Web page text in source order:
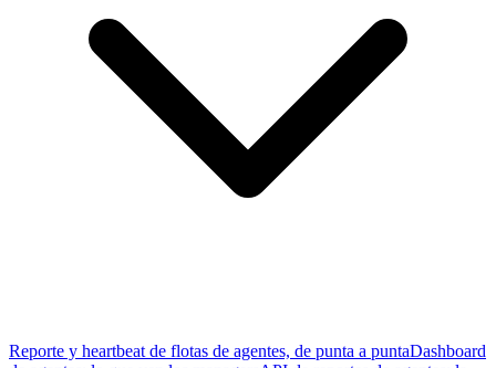
Reporte y heartbeat de flotas de agentes, de punta a puntaDashboard